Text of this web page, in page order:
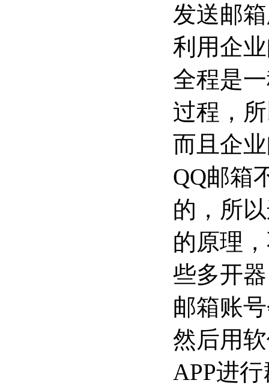
发送邮
利用企
全程是
过程，
而且企
QQ邮箱
的，所
的原理
些多开
邮箱账
然后用
APP进